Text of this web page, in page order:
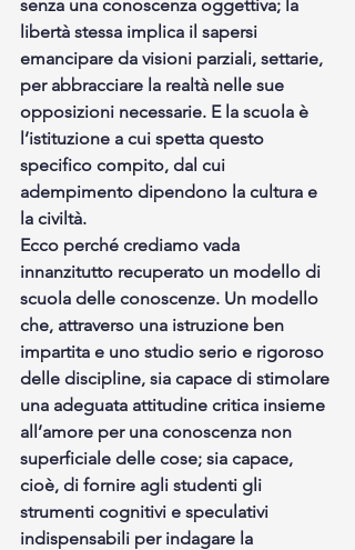
senza una conoscenza oggettiva; la
libertà stessa implica il sapersi
emancipare da visioni parziali, settarie,
per abbracciare la realtà nelle sue
opposizioni necessarie. E la scuola è
l’istituzione a cui spetta questo
specifico compito, dal cui
adempimento dipendono la cultura e
la civiltà.
Ecco perché crediamo vada
innanzitutto recuperato un modello di
scuola delle conoscenze. Un modello
che, attraverso una istruzione ben
impartita e uno studio serio e rigoroso
delle discipline, sia capace di stimolare
una adeguata attitudine critica insieme
all’amore per una conoscenza non
superficiale delle cose; sia capace,
cioè, di fornire agli studenti gli
strumenti cognitivi e speculativi
indispensabili per indagare la